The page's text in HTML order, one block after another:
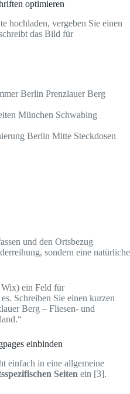
optimieren
hochladen, vergeben Sie einen
das Bild für
Berlin Prenzlauer Berg
München Schwabing
Berlin Mitte Steckdosen
und den Ortsbezug
sondern eine natürliche
ein Feld für
Schreiben Sie einen kurzen
Berg – Fliesen- und
einbinden
einfach in eine allgemeine
Seiten ein [3].